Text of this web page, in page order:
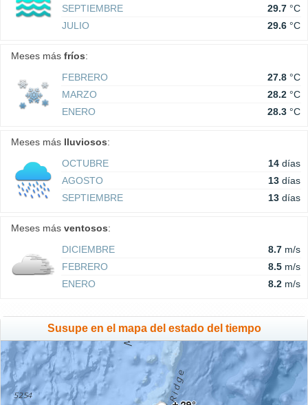
SEPTIEMBRE 29.7 °C
JULIO
29.6 °C
Meses más fríos:
FEBRERO
27.8 °C
MARZO
28.2 °C
ENERO
28.3 °C
Meses más lluviosos:
OCTUBRE
14 días
AGOSTO
13 días
SEPTIEMBRE
13 días
Meses más ventosos:
DICIEMBRE
8.7 m/s
FEBRERO
8.5 m/s
ENERO
8.2 m/s
Susupe en el mapa del estado del tiempo